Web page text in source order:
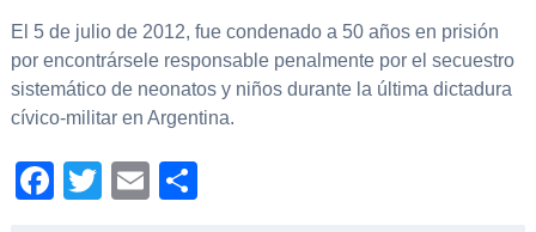
El 5 de julio de 2012, fue condenado a 50 años en prisión
por encontrársele responsable penalmente por el secuestro
sistemático de neonatos y niños durante la última dictadura
cívico-militar en Argentina.
Facebook
TwitterEmail